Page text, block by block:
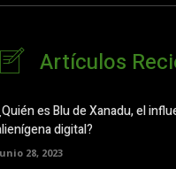
Artículos
es Blu de Xanadu, el
digital?
28, 2023